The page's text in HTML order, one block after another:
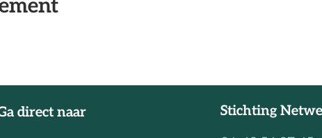
direct naar Stichting